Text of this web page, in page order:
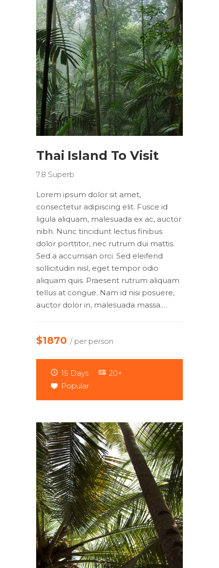
Thai Island To Visit
7.8 Superb
Lorem ipsum dolor sit amet,
consectetur adipiscing elit. Fusce id
ligula aliquam, malesuada ex ac, auctor
nibh. Nunc tincidunt lectus finibus
dolor porttitor, nec rutrum dui mattis.
Sed a accumsan orci. Sed eleifend
sollicitudin nisl, eget tempor odio
aliquam quis. Praesent rutrum aliquam
tellus at congue. Nam id nisi posuere,
auctor dolor in, malesuada massa.…
$1870 / per person
15 Days
20+
Popular